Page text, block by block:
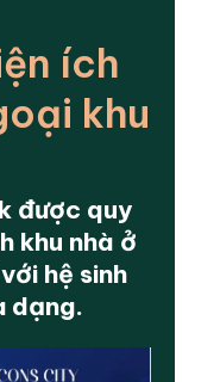
ích
khu
được quy
khu nhà ở
hệ sinh
dạng.